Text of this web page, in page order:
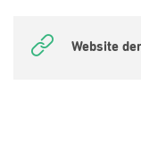
Website